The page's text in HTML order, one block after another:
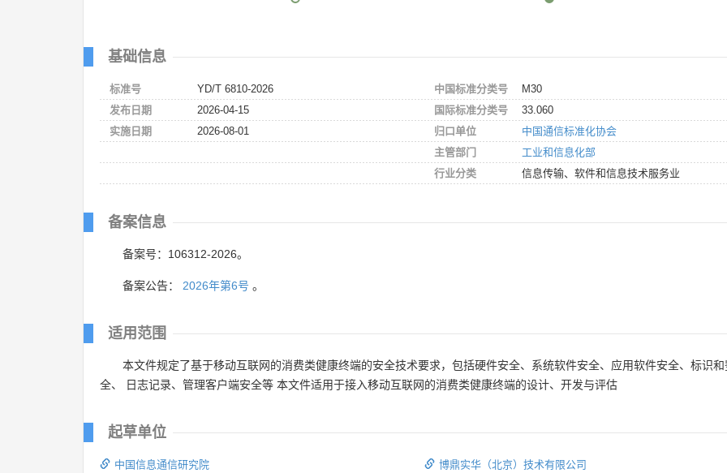
基础信息
标准号
YD/T 6810-2026
发布日期
2026-04-15
实施日期
2026-08-01
中国标准分类号
M30
国际标准分类号
33.060
归口单位
中国通信标准化协会
主管部门
工业和信息化部
行业分类
信息传输、软件和信息技术服务业
备案信息
备案号：106312-2026。
备案公告： 2026年第6号 。
适用范围
本文件规定了基于移动互联网的消费类健康终端的安全技术要求，包括硬件安全、系统软件安全、应用软件安全、标识
全、 日志记录、管理客户端安全等 本文件适用于接入移动互联网的消费类健康终端的设计、开发与评估
起草单位
中国信息通信研究院
博鼎实华（北京）技术有限公司